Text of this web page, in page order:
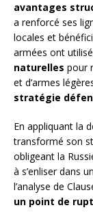
avantages
a renforcé ses
locales et
armées ont utilisé
naturelles pour
et d’armes
stratégie
En appliquant la
transformé son
obligeant la
à s’enliser dans
l’analyse de
un point de